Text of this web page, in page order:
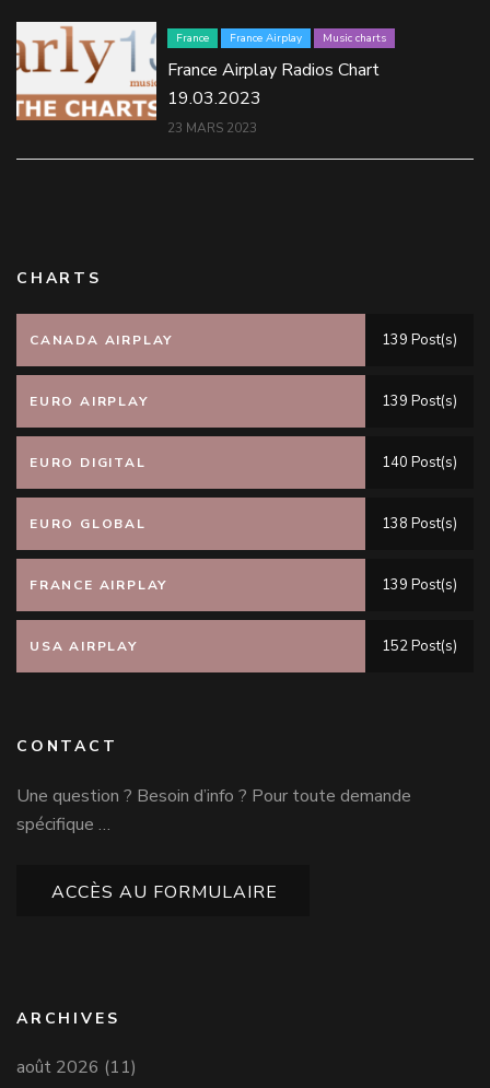
France France Airplay Music charts
France Airplay Radios Chart
19.03.2023
23 MARS 2023
CHARTS
CANADA AIRPLAY 139 Post(s)
EURO AIRPLAY 139 Post(s)
EURO DIGITAL 140 Post(s)
EURO GLOBAL 138 Post(s)
FRANCE AIRPLAY 139 Post(s)
USA AIRPLAY 152 Post(s)
CONTACT
Une question ? Besoin d’info ? Pour toute demande
spécifique …
ACCÈS AU FORMULAIRE
ARCHIVES
août 2026 (11)